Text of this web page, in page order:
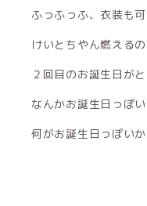
ふっふっふ、衣装も
けいとちやん燃える
２回目のお誕生日が
なんかお誕生日っぽ
何がお誕生日っぽいか